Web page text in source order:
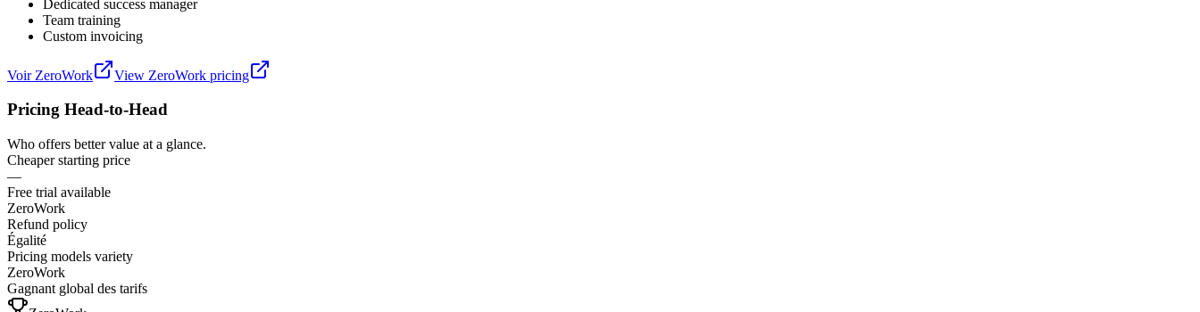
Dedicated success manager
Team training
Custom invoicing
Voir ZeroWork View ZeroWork pricing
Pricing Head-to-Head
Who offers better value at a glance.
Cheaper starting price
—
Free trial available
ZeroWork
Refund policy
Égalité
Pricing models variety
ZeroWork
Gagnant global des tarifs